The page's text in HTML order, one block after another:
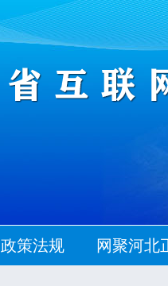
政策法规 网聚河北